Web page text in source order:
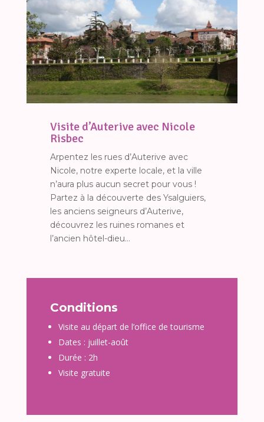
Visite d’Auterive avec Nicole
Risbec
Arpentez les rues d’Auterive avec
Nicole, notre experte locale, et la ville
n’aura plus aucun secret pour vous !
Partez à la découverte des Ysalguiers,
les anciens seigneurs d’Auterive,
découvrez les ruines romanes et
l’ancien hôtel-dieu…
Conditions
Visite au départ de l’office de tourisme
Dates : juillet-août
Durée : 2h
Visite gratuite